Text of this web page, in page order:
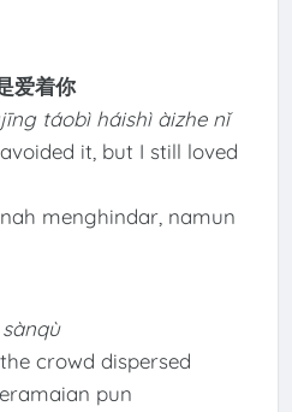
爱着你
táobì háishì àizhe nǐ
it, but I still loved
menghindar, namun
crowd dispersed
pun